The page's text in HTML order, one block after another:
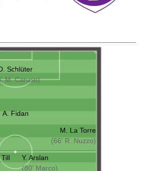
Schlüter
M. Caruso)
A. Fidan
M. La Torre
(66' R. Nuzzo)
Till
Y. Arslan
(80' Marco)